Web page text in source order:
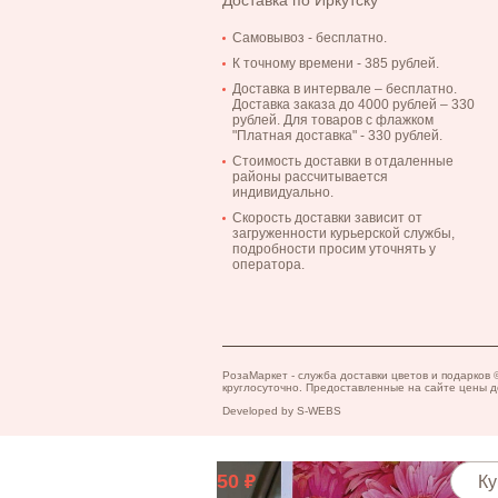
Открытка "Для тебя!"
50
Самовывоз - бесплатно.
К точному времени - 385 рублей.
Доставка в интервале – бесплатно.
Доставка заказа до 4000 рублей – 330
рублей. Для товаров с флажком
"Платная доставка" - 330 рублей.
Стоимость доставки в отдаленные
районы рассчитывается
индивидуально.
Скорость доставки зависит от
загруженности курьерской службы,
подробности просим уточнять у
оператора.
РозаМаркет - служба доставки цветов и
круглосуточно. Предоставленные на сайте цены
Developed by S-WEBS